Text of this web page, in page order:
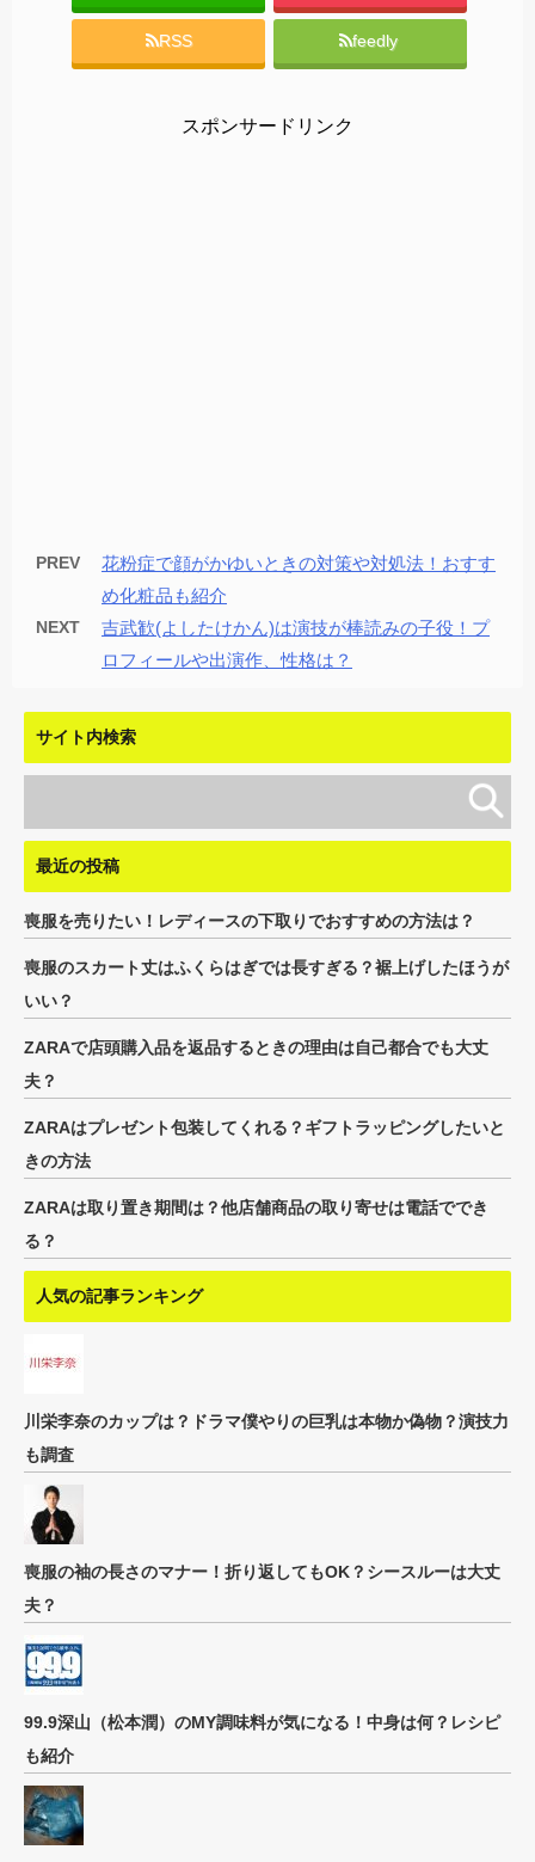
RSS feedly
スポンサードリンク
PREV
花粉症で顔がかゆいときの対策や対処法！おすす
め化粧品も紹介
NEXT
吉武歓(よしたけかん)は演技が棒読みの子役！プ
ロフィールや出演作、性格は？
サイト内検索
最近の投稿
喪服を売りたい！レディースの下取りでおすすめの方法は？
喪服のスカート丈はふくらはぎでは長すぎる？裾上げしたほうが
いい？
ZARAで店頭購入品を返品するときの理由は自己都合でも大丈
夫？
ZARAはプレゼント包装してくれる？ギフトラッピングしたいと
きの方法
ZARAは取り置き期間は？他店舗商品の取り寄せは電話ででき
る？
人気の記事ランキング
川栄李奈のカップは？ドラマ僕やりの巨乳は本物か偽物？演技力
も調査
喪服の袖の長さのマナー！折り返してもOK？シースルーは大丈
夫？
99.9深山（松本潤）のMY調味料が気になる！中身は何？レシピ
も紹介